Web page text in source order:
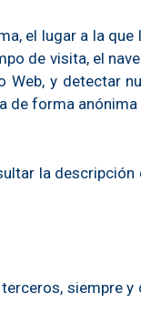
el lugar a la
de visita, el
y detectar
forma
la
siempre y